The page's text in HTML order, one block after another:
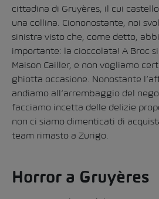
cittadina di Gruyères, il cui
una collina. Ciononostante, noi
sinistra visto che, come detto,
importante: la cioccolata! A Broc
Maison Cailler, e non vogliamo
ghiotta occasione. Nonostante
andiamo all’arrembaggio del
facciamo incetta delle delizie
non ci siamo dimenticati di
team rimasto a Zurigo.
Horror a Gruyères